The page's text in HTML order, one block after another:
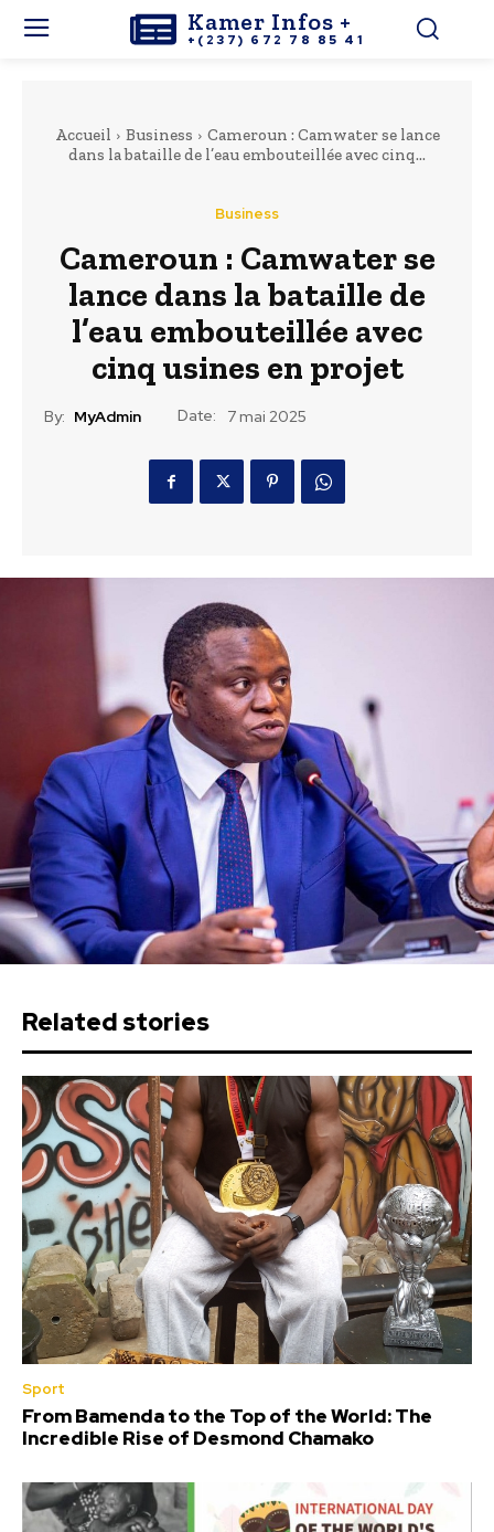
Kamer Infos +
+(237) 672 78 85 41
Accueil Business
Cameroun : Camwater se lance
dans la bataille de l’eau embouteillée avec cinq...
Business
Cameroun : Camwater se
lance dans la bataille de
l’eau embouteillée avec
cinq usines en projet
By: MyAdmin Date: 7 mai 2025
Related stories
Sport
From Bamenda to the Top of the World: The
Incredible Rise of Desmond Chamako